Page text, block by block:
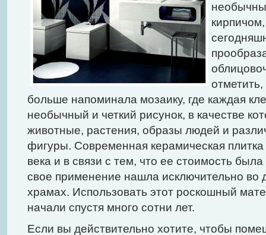
больше напоминала мозаику, где каждая
необычный и четкий рисунок, в качестве
животные, растения, образы людей и
фигуры. Современная керамическая плитка
века и в связи с тем, что ее стоимость
свое применение нашла исключительно во
храмах. Использовать этот роскошный
начали спустя много сотни лет.
Если вы действительно хотите, чтобы